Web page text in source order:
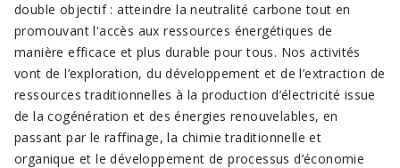
double objectif : atteindre la neutralité carbone tout en
promouvant l'accès aux ressources énergétiques de
manière efficace et plus durable pour tous. Nos activités
vont de l’exploration, du développement et de l’extraction de
ressources traditionnelles à la production d’électricité issue
de la cogénération et des énergies renouvelables, en
passant par le raffinage, la chimie traditionnelle et
organique et le développement de processus d’économie